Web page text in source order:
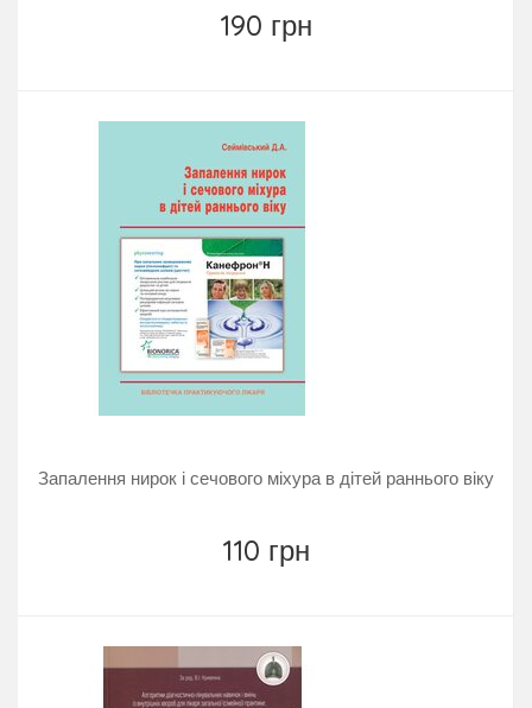
190 грн
Запалення нирок і сечового міхура в дітей раннього віку
110 грн